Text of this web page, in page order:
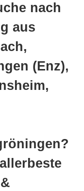
nach
aus
(Enz),